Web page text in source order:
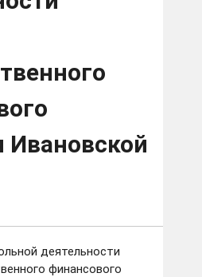
Ивановской
деятельности
финансового